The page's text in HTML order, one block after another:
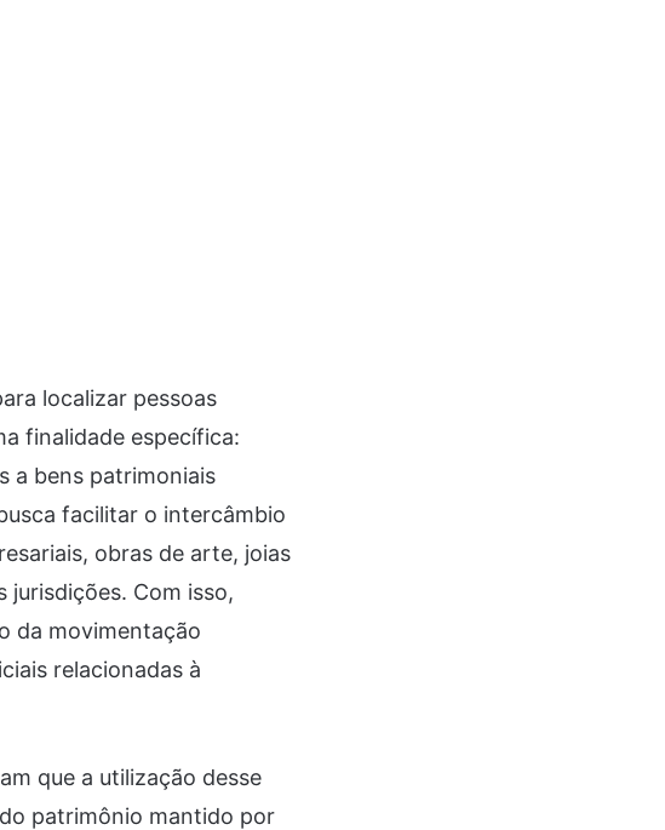
localizar pessoas
finalidade específica:
a bens patrimoniais
facilitar o intercâmbio
obras de arte, joias
Com isso,
da movimentação
relacionadas à
que a utilização desse
patrimônio mantido por